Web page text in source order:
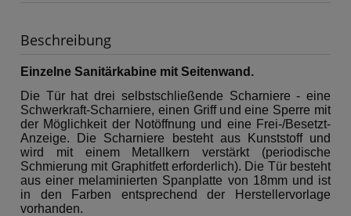
Beschreibung
Einzelne Sanitärkabine mit Seitenwand.
Die Tür hat drei selbstschließende Scharniere - eine
Schwerkraft-Scharniere, einen Griff und eine Sperre mit
der Möglichkeit der Notöffnung und eine Frei-/Besetzt-
Anzeige. Die Scharniere besteht aus Kunststoff und
wird mit einem Metallkern verstärkt (periodische
Schmierung mit Graphitfett erforderlich). Die Tür besteht
aus einer melaminierten Spanplatte von 18mm und ist
in den Farben entsprechend der Herstellervorlage
vorhanden.